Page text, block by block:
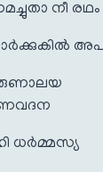
നീ രഥം
ധര്‍മ്മസ്യ